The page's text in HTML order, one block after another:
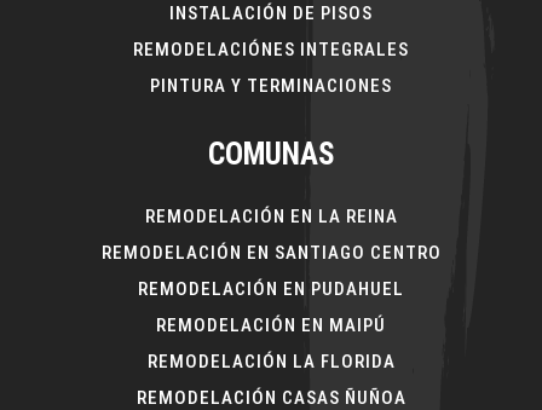
INSTALACIÓN DE PISOS
REMODELACIÓNES INTEGRALES
PINTURA Y TERMINACIONES
COMUNAS
REMODELACIÓN EN LA REINA
REMODELACIÓN EN SANTIAGO CENTRO
REMODELACIÓN EN PUDAHUEL
REMODELACIÓN EN MAIPÚ
REMODELACIÓN LA FLORIDA
REMODELACIÓN CASAS ÑUÑOA